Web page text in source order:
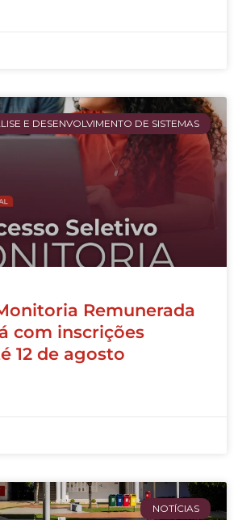
E DESENVOLVIMENTO DE SISTEMAS
Remunerada
com inscrições
12 de agosto
NOTÍCIAS